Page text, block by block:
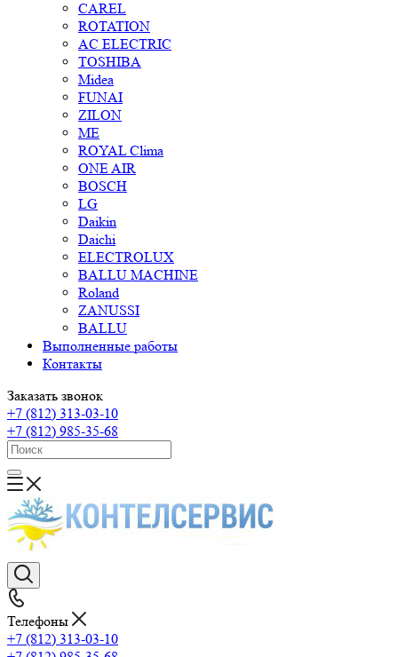
CAREL
ROTATION
AC ELECTRIC
TOSHIBA
Midea
FUNAI
ZILON
ME
ROYAL Clima
ONE AIR
BOSCH
LG
Daikin
Daichi
ELECTROLUX
BALLU MACHINE
Roland
ZANUSSI
BALLU
Выполненные работы
Контакты
Заказать звонок
+7 (812) 313-03-10
+7 (812) 985-35-68
Телефоны
+7 (812) 313-03-10